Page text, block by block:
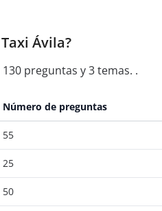
Ávila?
preguntas y 3 temas. .
Número de preguntas
55
25
50